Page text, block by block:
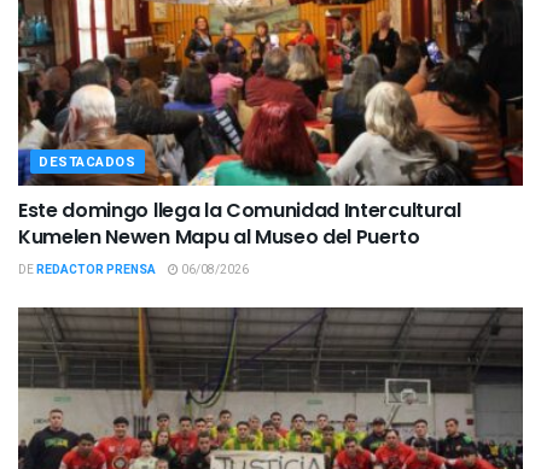
DESTACADOS
Este domingo llega la Comunidad Intercultural
Kumelen Newen Mapu al Museo del Puerto
DEREDACTOR PRENSA 06/08/2026